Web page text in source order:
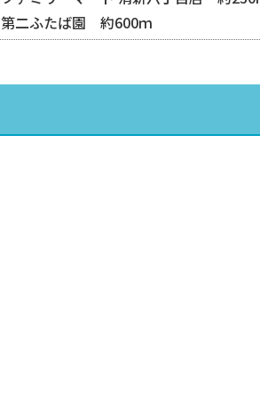
第二ふたば園 約600ｍ